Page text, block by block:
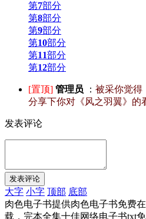
第7部分
第8部分
第9部分
第10部分
第11部分
第12部分
[置顶] 管理员 ： 被采你觉得
分享下你对《风之羽翼》的
发表评论
大字 小字 顶部 底部
肉色电子书提供肉色电子书免费
载，完本全集十佳网络电子书txt